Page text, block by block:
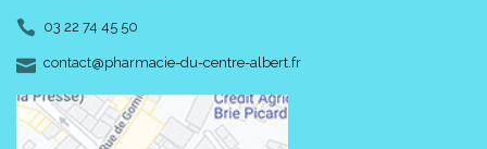
03 22 74 45 50
contact-
@-
pharmacie-du-centre-albert.fr